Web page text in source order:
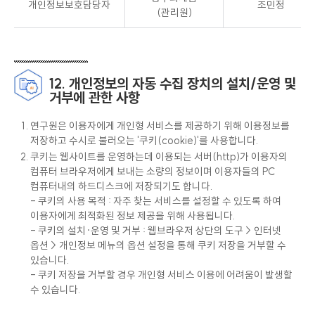
개인정보보호담당자
(관리원)
조민정
12. 개인정보의 자동 수집 장치의 설치/운영 및
거부에 관한 사항
연구원은 이용자에게 개인형 서비스를 제공하기 위해 이용정보를
저장하고 수시로 불러오는 '쿠키(cookie)'를 사용합니다.
쿠키는 웹사이트를 운영하는데 이용되는 서버(http)가 이용자의
컴퓨터 브라우저에게 보내는 소량의 정보이며 이용자들의 PC
컴퓨터내의 하드디스크에 저장되기도 합니다.
- 쿠키의 사용 목적 : 자주 찾는 서비스를 설정할 수 있도록 하여
이용자에게 최적화된 정보 제공을 위해 사용됩니다.
- 쿠키의 설치·운영 및 거부 : 웹브라우저 상단의 도구 > 인터넷
옵션 > 개인정보 메뉴의 옵션 설정을 통해 쿠키 저장을 거부할 수
있습니다.
- 쿠키 저장을 거부할 경우 개인형 서비스 이용에 어려움이 발생할
수 있습니다.